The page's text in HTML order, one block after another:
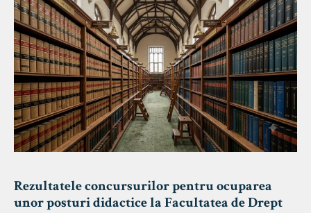
Rezultatele concursurilor pentru ocuparea
unor posturi didactice la Facultatea de Drept